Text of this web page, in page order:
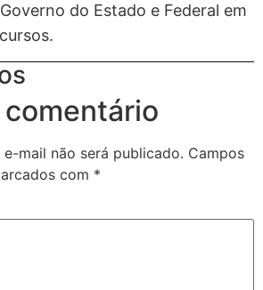
do Estado e Federal em
mail não será publicado. Campos
com *